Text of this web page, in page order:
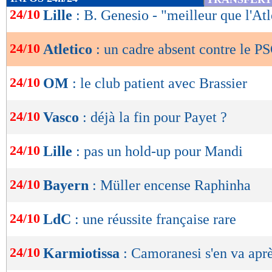
de
OK
24/10 Lille : B. Genesio - "meilleur que
24/10 Atletico : un cadre absent contre le
24/10 OM : le club patient avec Brassier
24/10 Vasco : déjà la fin pour Payet ?
24/10 Lille : pas un hold-up pour Mandi
24/10 Bayern : Müller encense Raphinha
24/10 LdC : une réussite française rare
24/10 Karmiotissa : Camoranesi s'en va